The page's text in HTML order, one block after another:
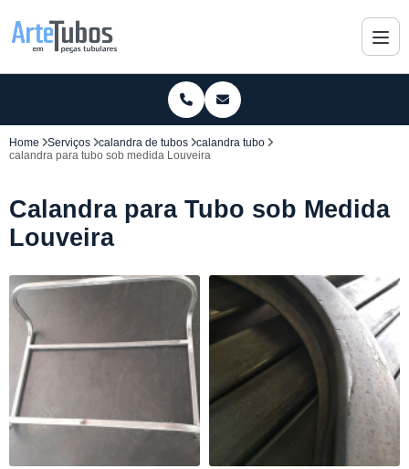
Home Serviços calandra de tubos
calandra tubo
calandra para tubo sob medida Louveira
Calandra para Tubo sob Medida
Louveira